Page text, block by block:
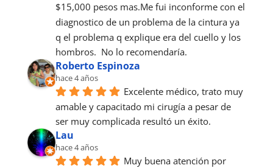
$15,000 pesos mas.Me fui inconforme con el
diagnostico de un problema de la cintura ya
q el problema q explique era del cuello y los
hombros.  No lo recomendaría.
Roberto Espinoza
hace 4 años
Excelente médico, trato muy
amable y capacitado mi cirugía a pesar de
ser muy complicada resultó un éxito.
Lau
hace 4 años
Muy buena atención por